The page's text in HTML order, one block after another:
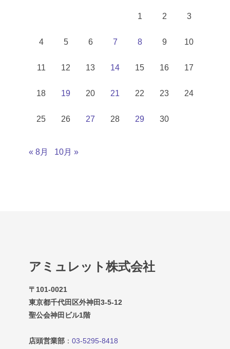
1 2 3
4 5 6 7 8 9 10
11 12 13 14 15 16 17
18 19 20 21 22 23 24
25 26 27 28 29 30
« 8月 10月 »
アミュレット株式会社
〒101-0021
東京都千代田区外神田3-5-12
聖公会神田ビル1階
店頭営業部 ： 03-5295-8418